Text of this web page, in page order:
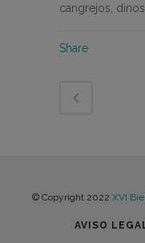
cangrejos,
Share
© Copyright 2022 XVI
AVISO